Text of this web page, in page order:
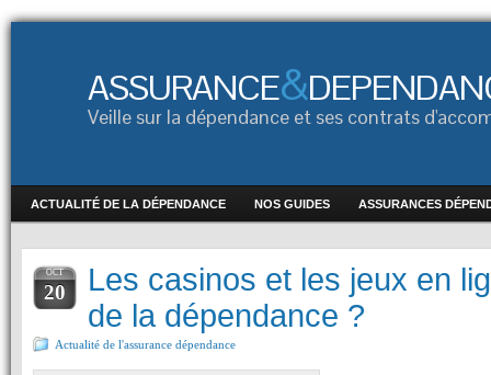
ASSURANCE&
Veille sur la dépendance et ses contrats
ACTUALITÉ DE LA DÉPENDANCE NOS GUIDES ASSURANCES
OCT
20
Les casinos et les jeux en
de la dépendance ?
Actualité de l'assurance dépendance